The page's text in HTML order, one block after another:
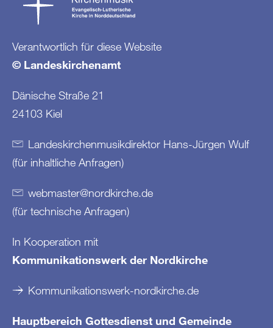
Verantwortlich für diese Website
© Landeskirchenamt
Dänische Straße 21
24103 Kiel
Landeskirchenmusikdirektor Hans-Jürgen Wulf
(für inhaltliche Anfragen)
webmaster@nordkirche.de
(für technische Anfragen)
In Kooperation mit
Kommunikationswerk der Nordkirche
Kommunikationswerk-nordkirche.de
Hauptbereich Gottesdienst und Gemeinde